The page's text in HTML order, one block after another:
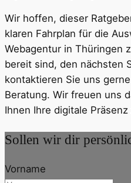
Wir hoffen, dieser
klaren Fahrplan für die
Webagentur in Thüringen
bereit sind, den nächsten
kontaktieren Sie uns
Beratung. Wir freuen uns
Ihnen Ihre digitale
Sollen wir dir
Vorname